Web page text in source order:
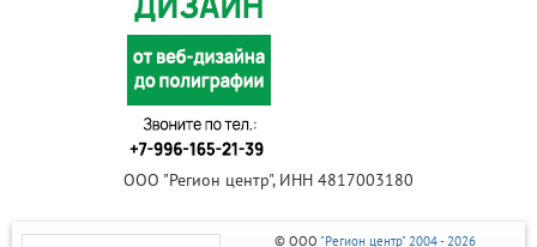
ООО "Регион центр", ИНН 4817003180
© ООО "Регион центр" 2004 - 2026